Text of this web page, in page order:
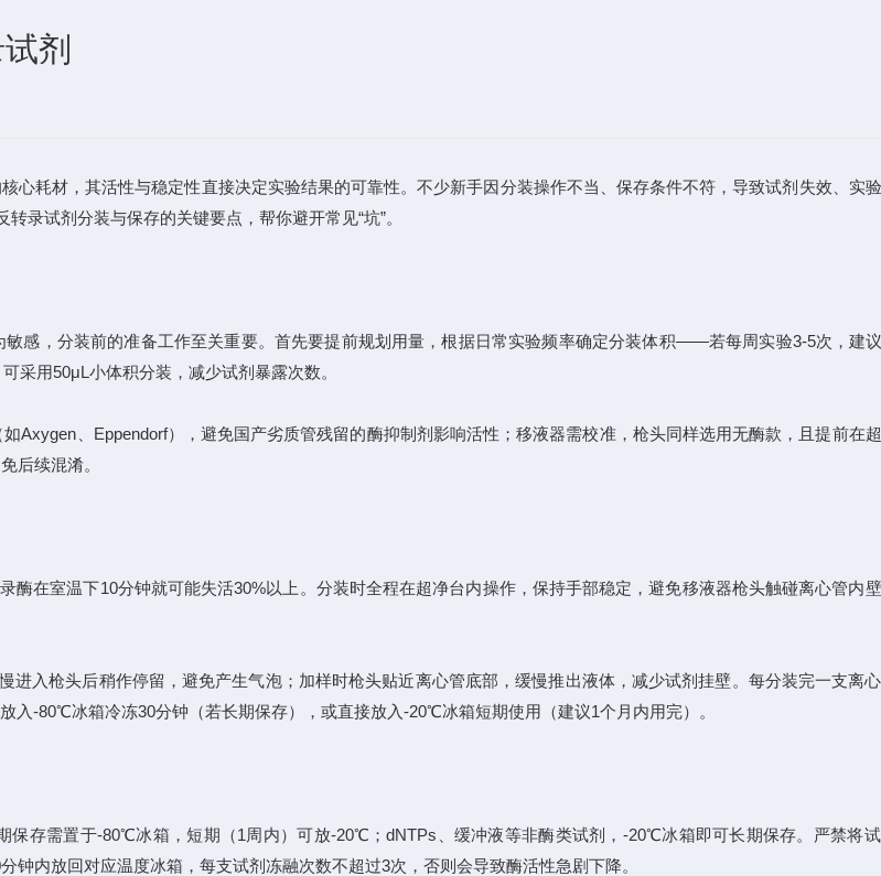
剂
心耗材，其活性与稳定性直接决定实验结果的可靠性。不少新手因分装操作不当、保存条件不符，导致试剂失效、实
录试剂分装与保存的关键要点，帮你避开常见“坑”。
，分装前的准备工作至关重要。首先要提前规划用量，根据日常实验频率确定分装体积——若每周实验3-5次，建
采用50μL小体积分装，减少试剂暴露次数。
、Eppendorf），避免国产劣质管残留的酶抑制剂影响活性；移液器需校准，枪头同样选用无酶款，且提前在
后续混淆。
室温下10分钟就可能失活30%以上。分装时全程在超净台内操作，保持手部稳定，避免移液器枪头触碰离心管内
入枪头后稍作停留，避免产生气泡；加样时枪头贴近离心管底部，缓慢推出液体，减少试剂挂壁。每分装完一支离
-80℃冰箱冷冻30分钟（若长期保存），或直接放入-20℃冰箱短期使用（建议1个月内用完）。
存需置于-80℃冰箱，短期（1周内）可放-20℃；dNTPs、缓冲液等非酶类试剂，-20℃冰箱即可长期保存。严禁将
内放回对应温度冰箱，每支试剂冻融次数不超过3次，否则会导致酶活性急剧下降。